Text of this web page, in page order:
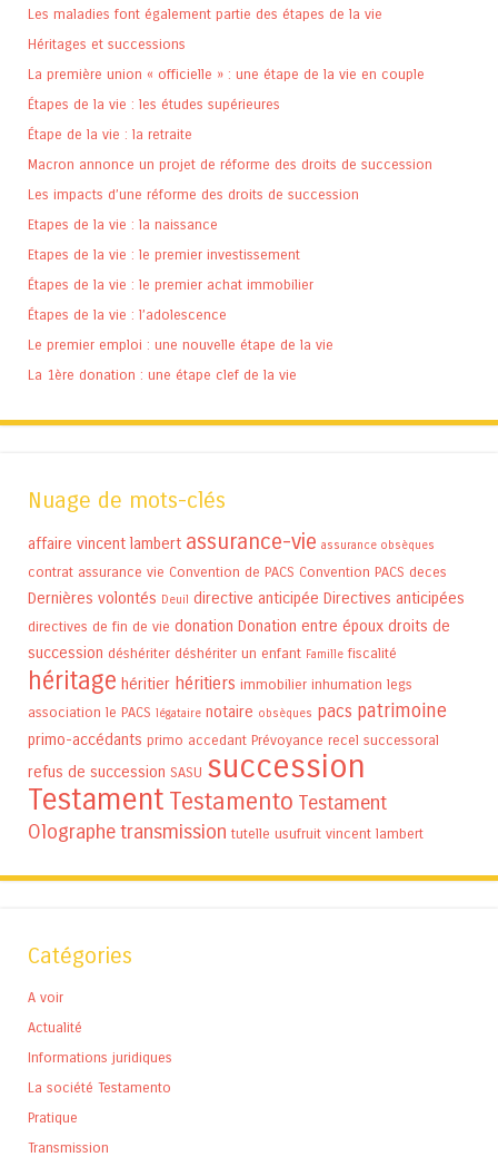
Les maladies font également partie des étapes de la vie
Héritages et successions
La première union « officielle » : une étape de la vie en couple
Étapes de la vie : les études supérieures
Étape de la vie : la retraite
Macron annonce un projet de réforme des droits de succession
Les impacts d’une réforme des droits de succession
Etapes de la vie : la naissance
Etapes de la vie : le premier investissement
Étapes de la vie : le premier achat immobilier
Étapes de la vie : l’adolescence
Le premier emploi : une nouvelle étape de la vie
La 1ère donation : une étape clef de la vie
Nuage de mots-clés
affaire vincent lambert assurance-vie assurance obsèques
contrat assurance vie Convention de PACS Convention PACS deces
Dernières volontés Deuil directive anticipée Directives anticipées
directives de fin de vie donation Donation entre époux droits de
succession déshériter déshériter un enfant Famille fiscalité
héritage héritier héritiers immobilier inhumation legs
association le PACS légataire notaire obsèques pacs patrimoine
primo-accédants primo accedant Prévoyance recel successoral
refus de succession SASU succession
Testament Testamento Testament
Olographetransmission tutelle usufruit vincent lambert
Catégories
A voir
Actualité
Informations juridiques
La société Testamento
Pratique
Transmission